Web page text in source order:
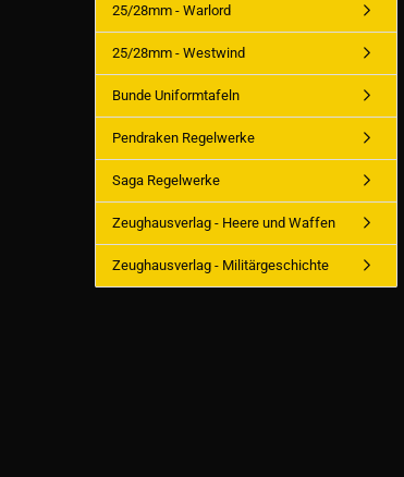
25/28mm - Warlord
25/28mm - Westwind
Bunde Uniformtafeln
Pendraken Regelwerke
Saga Regelwerke
Zeughausverlag - Heere und Waffen
Zeughausverlag - Militärgeschichte